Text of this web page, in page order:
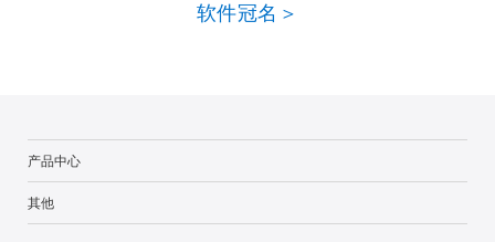
软件冠名＞
产品中心
其他